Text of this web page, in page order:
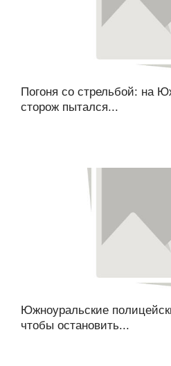
Погоня со стрельбой: на
сторож пытался...
Южноуральские
чтобы остановить...